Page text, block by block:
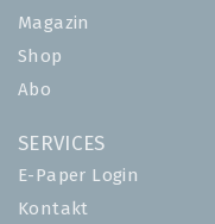
Magazin
Shop
Abo
SERVICES
E-Paper Login
Kontakt